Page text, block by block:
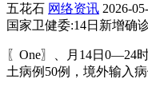
五花石 网络资讯 2026-
国家卫健委:14日新增确
〖One〗、月14日0—24
土病例50例，境外输入